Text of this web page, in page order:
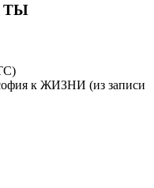
ТЫ
к ЖИЗНИ (из записи